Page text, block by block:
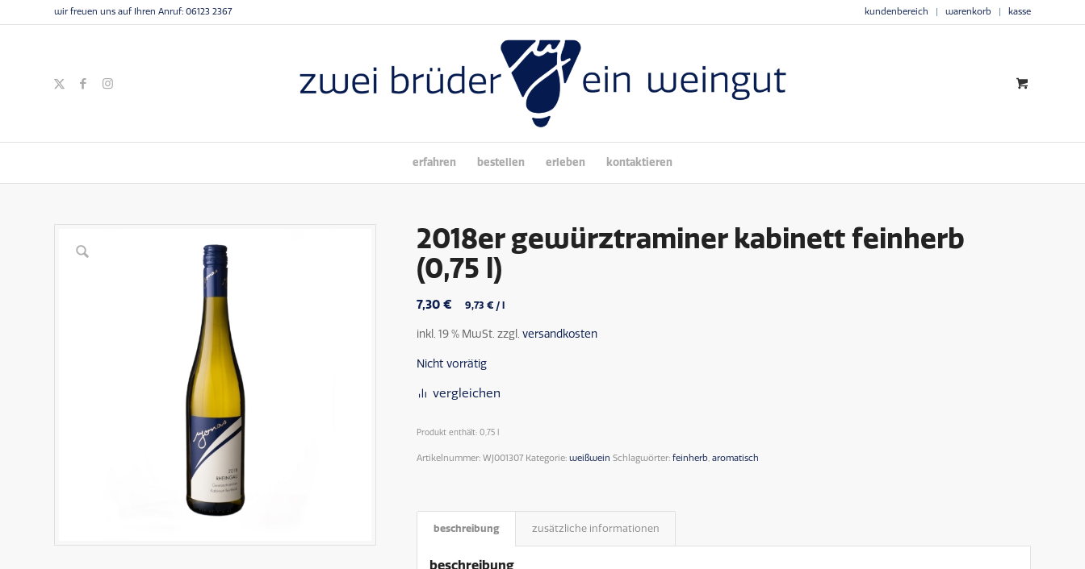
kundenbereich warenkorb kasse
wir freuen uns auf Ihren Anruf: 06123 2367
erfahren bestellen erleben kontaktieren
2018er gewürztraminer kabinett feinherb
(0,75 l)
7,30€ 9,73€ /
inkl. 19 % MwSt. zzgl.versandkosten
Nicht vorrätig
vergleichen
Produkt enthält: 0,75 l
Artikelnummer:WJ001307 Kategorie:weißwein Schlagwörter:feinherb,aromatisch
beschreibung zusätzliche informationen
beschreibung